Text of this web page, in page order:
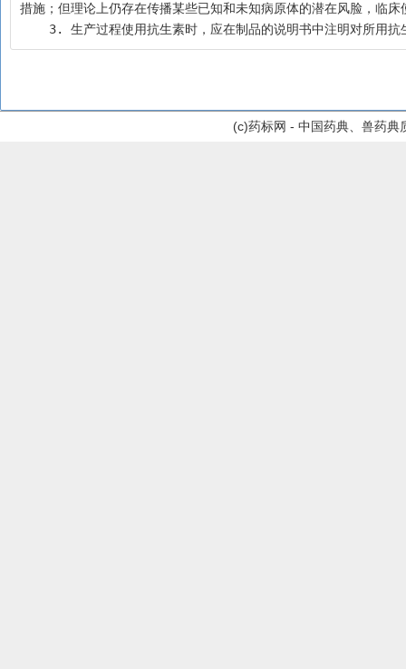
措施；但理论上仍存在传播某些已知和未知病原体的潜在风脸，临床
3. 生产过程使用抗生素时，应在制品的说明书中注明对所用
(c)药标网 - 中国药典、兽药典